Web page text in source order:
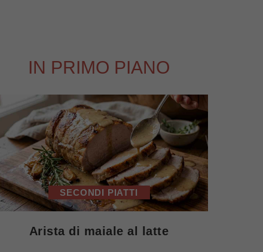
IN PRIMO PIANO
SECONDI PIATTI
Arista di maiale al latte